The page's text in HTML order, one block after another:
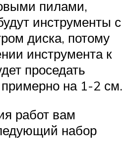
пилами,
инструменты с
диска, потому
инструмента к
проседать
примерно на 1-2 см.
работ вам
набор